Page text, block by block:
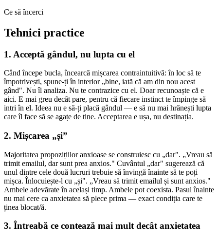
Ce să încerci
Tehnici practice
1. Acceptă gândul, nu lupta cu el
Când începe bucla, încearcă mișcarea contraintuitivă: în loc să te
împotrivești, spune-ți în interior „bine, iată că am din nou acest
gând". Nu îl analiza. Nu te contrazice cu el. Doar recunoaște că e
aici. E mai greu decât pare, pentru că fiecare instinct te împinge să
intri în el. Ideea nu e să-ți placă gândul — e să nu mai hrănești lupta
care îl face să se agațe de tine. Acceptarea e ușa, nu destinația.
2. Mișcarea „și”
Majoritatea propozițiilor anxioase se construiesc cu „dar". „Vreau să
trimit emailul, dar sunt prea anxios." Cuvântul „dar" sugerează că
unul dintre cele două lucruri trebuie să învingă înainte să te poți
mișca. Înlocuiește-l cu „și". „Vreau să trimit emailul și sunt anxios."
Ambele adevărate în același timp. Ambele pot coexista. Pasul înainte
nu mai cere ca anxietatea să plece prima — exact condiția care te
ținea blocat/ă.
3. Întreabă ce contează mai mult decât anxietatea